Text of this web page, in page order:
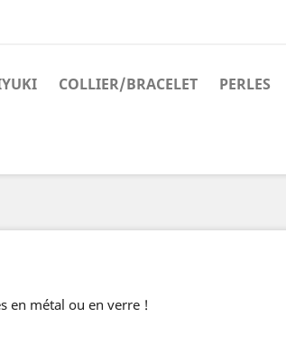
COLLIER/BRACELET PERLES
en métal ou en verre !